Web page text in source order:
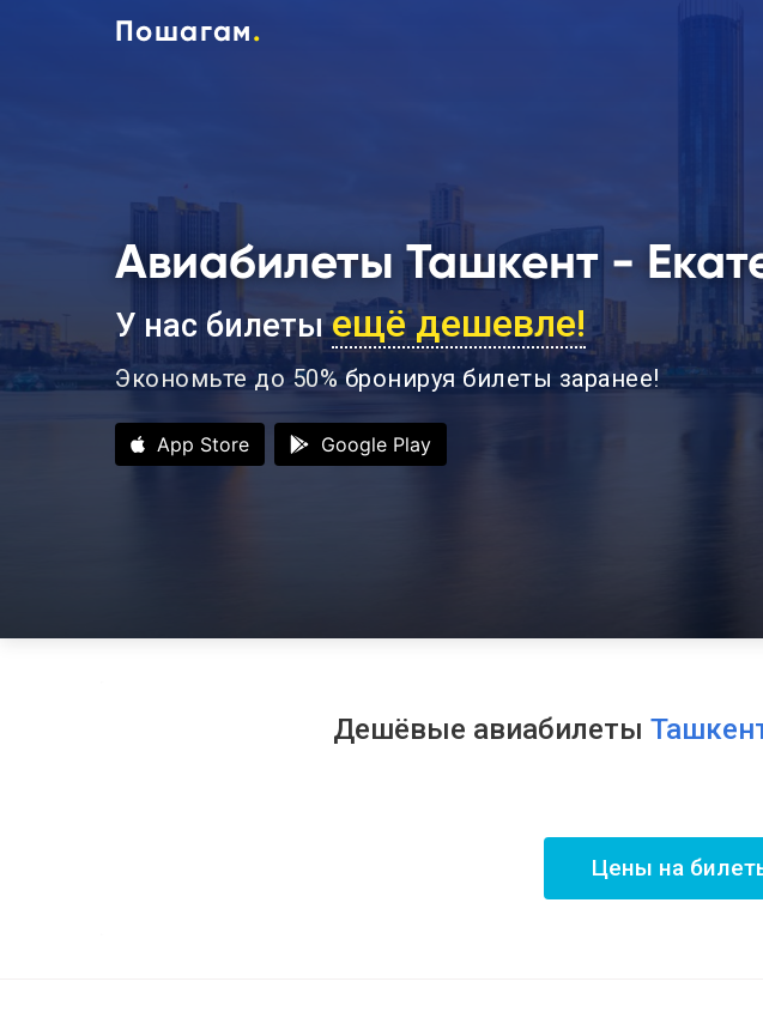
Пошагам.
Авиабилеты Ташкент -
У нас билетыещё дешевле!
Экономьте до 50%бронируя билеты заранее!
App Store Google Play
Дешёвые авиабилеты
Цены на